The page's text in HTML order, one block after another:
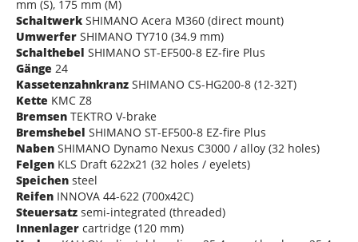
mm (S), 175 mm (M)
Schaltwerk SHIMANO Acera M360 (direct mount)
Umwerfer SHIMANO TY710 (34.9 mm)
Schalthebel SHIMANO ST-EF500-8 EZ-fire Plus
Gänge 24
Kassetenzahnkranz SHIMANO CS-HG200-8 (12-32T)
Kette KMC Z8
Bremsen TEKTRO V-brake
Bremshebel SHIMANO ST-EF500-8 EZ-fire Plus
Naben SHIMANO Dynamo Nexus C3000 / alloy (32 holes)
Felgen KLS Draft 622x21 (32 holes / eyelets)
Speichen steel
Reifen INNOVA 44-622 (700x42C)
Steuersatz semi-integrated (threaded)
Innenlager cartridge (120 mm)